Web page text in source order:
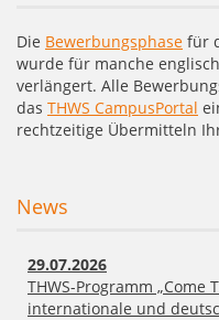
Die Bewerbungsphase für
wurde für manche
verlängert. Alle
das THWS CampusPortal
rechtzeitige Übermitteln
News
29.07.2026
THWS-Programm „Come
internationale und